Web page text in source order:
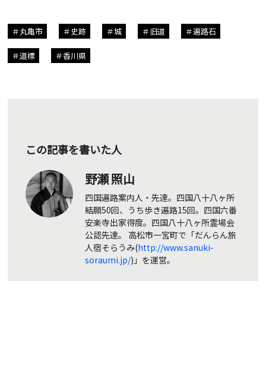
丸亀市 史跡 城 旧道 遍路石
道標 香川県
この記事を書いた人
野瀬 照山
四国遍路案内人・先達。四国八十八ヶ所
結願50回、うち歩き遍路15回。四国六番
安楽寺出家得度。四国八十八ヶ所霊場会
公認先達。 高松市一宮町で「だんらん旅
人宿そらうみ(http://www.sanuki-
soraumi.jp/)」を運営。